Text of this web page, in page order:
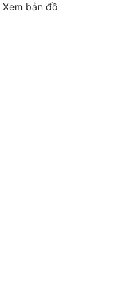
Xem bản đồ